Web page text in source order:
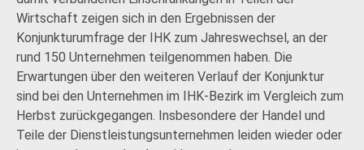
Wirtschaft zeigen sich in den Ergebnissen der
Konjunkturumfrage der IHK zum Jahreswechsel, an der
rund 150 Unternehmen teilgenommen haben. Die
Erwartungen über den weiteren Verlauf der Konjunktur
sind bei den Unternehmen im IHK-Bezirk im Vergleich zum
Herbst zurückgegangen. Insbesondere der Handel und
Teile der Dienstleistungsunternehmen leiden wieder oder